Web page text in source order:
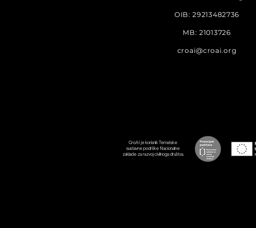
OIB: 29213482736
MB: 21013726
croai@croai.org
CroAI je korisnik Tematske
sustavne podrške Nacionalne
zaklade za razvoj civilnoga društva.